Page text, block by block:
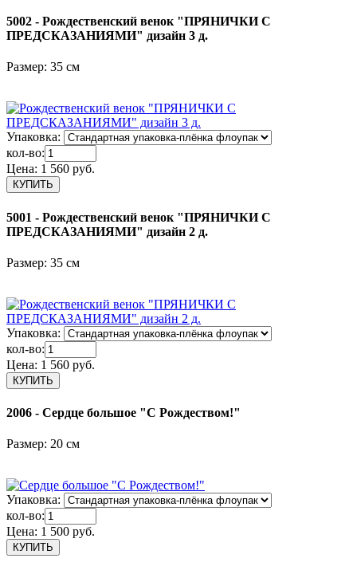
5002 - Рождественский венок "ПРЯНИЧКИ С
ПРЕДСКАЗАНИЯМИ" дизайн 3 д.
Размер: 35 см
Упаковка:
кол-во:
Цена: 1 560 руб.
5001 - Рождественский венок "ПРЯНИЧКИ С
ПРЕДСКАЗАНИЯМИ" дизайн 2 д.
Размер: 35 см
Упаковка:
кол-во:
Цена: 1 560 руб.
2006 - Сердце большое "С Рождеством!"
Размер: 20 см
Упаковка:
кол-во:
Цена: 1 500 руб.